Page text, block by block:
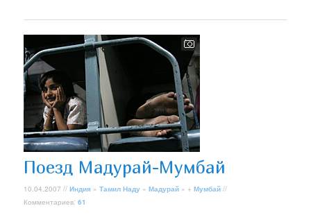
Поезд Мадурай-Мумбай
10.04.2007 //Индия »Тамил Наду »Мадурай » +Мумбай //
Комментариев:61